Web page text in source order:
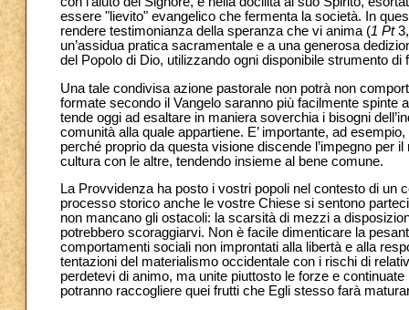
essere "lievito" evangelico che fermenta la società. In
rendere testimonianza della speranza che vi anima (1 Pt
un’assidua pratica sacramentale e a una generosa
del Popolo di Dio, utilizzando ogni disponibile strumento
Una tale condivisa azione pastorale non potrà non
formate secondo il Vangelo saranno più facilmente
tende oggi ad esaltare in maniera soverchia i bisogni
comunità alla quale appartiene. E’ importante, ad
perché proprio da questa visione discende l’impegno per
cultura con le altre, tendendo insieme al bene comune.
La Provvidenza ha posto i vostri popoli nel contesto di un
processo storico anche le vostre Chiese si sentono
non mancano gli ostacoli: la scarsità di mezzi a
potrebbero scoraggiarvi. Non è facile dimenticare la
comportamenti sociali non improntati alla libertà e alla
tentazioni del materialismo occidentale con i rischi di
perdetevi di animo, ma unite piuttosto le forze e
potranno raccogliere quei frutti che Egli stesso farà